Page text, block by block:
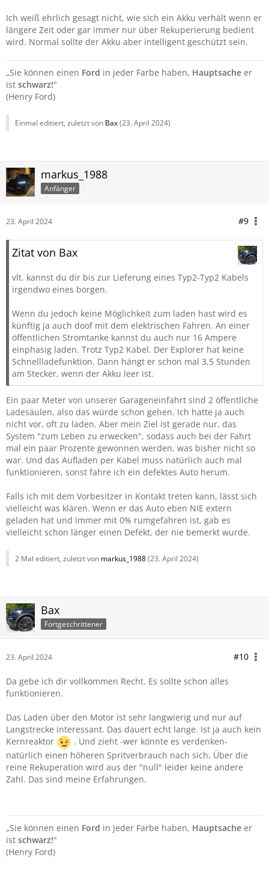
Ich weiß ehrlich gesagt nicht, wie sich ein Akku verhält wenn er
längere Zeit oder gar immer nur über Rekuperierung bedient
wird. Normal sollte der Akku aber intelligent geschützt sein.
„Sie können einen Ford in jeder Farbe haben, Hauptsache er
ist schwarz!"
(Henry Ford)
Einmal editiert, zuletzt von Bax(23. April 2024)
markus_1988
Anfänger
23. April 2024 #9
Zitat von Bax
vlt. kannst du dir bis zur Lieferung eines Typ2-Typ2 Kabels
irgendwo eines borgen.
Wenn du jedoch keine Möglichkeit zum laden hast wird es
künftig ja auch doof mit dem elektrischen Fahren. An einer
öffentlichen Stromtanke kannst du auch nur 16 Ampere
einphasig laden. Trotz Typ2 Kabel. Der Explorer hat keine
Schnellladefunktion. Dann hängt er schon mal 3,5 Stunden
am Stecker, wenn der Akku leer ist.
Ein paar Meter von unserer Garageneinfahrt sind 2 öffentliche
Ladesäulen, also das würde schon gehen. Ich hatte ja auch
nicht vor, oft zu laden. Aber mein Ziel ist gerade nur, das
System "zum Leben zu erwecken", sodass auch bei der Fahrt
mal ein paar Prozente gewonnen werden, was bisher nicht so
war. Und das Aufladen per Kabel muss natürlich auch mal
funktionieren, sonst fahre ich ein defektes Auto herum.
Falls ich mit dem Vorbesitzer in Kontakt treten kann, lässt sich
vielleicht was klären. Wenn er das Auto eben NIE extern
geladen hat und immer mit 0% rumgefahren ist, gab es
vielleicht schon länger einen Defekt, der nie bemerkt wurde.
2 Mal editiert, zuletzt von markus_1988(23. April 2024)
Bax
Fortgeschrittener
23. April 2024 #10
Da gebe ich dir vollkommen Recht. Es sollte schon alles
funktionieren.
Das Laden über den Motor ist sehr langwierig und nur auf
Langstrecke interessant. Das dauert echt lange. Ist ja auch kein
Kernreaktor
. Und zieht -wer könnte es verdenken-
natürlich einen höheren Spritverbrauch nach sich. Über die
reine Rekuperation wird aus der "null" leider keine andere
Zahl. Das sind meine Erfahrungen.
„Sie können einen Ford in jeder Farbe haben, Hauptsache er
ist schwarz!"
(Henry Ford)